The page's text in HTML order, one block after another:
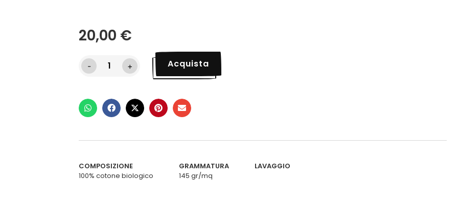
20,00 €
- + Acquista
COMPOSIZIONE
100% cotone biologico
GRAMMATURA
145 gr/mq
LAVAGGIO